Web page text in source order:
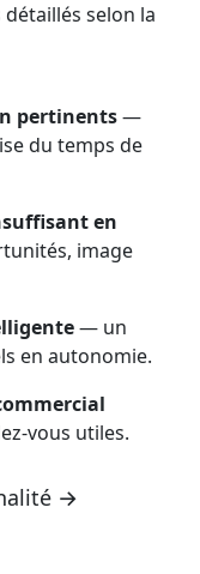
selon la
pertinents—
du temps de
en
image
— un
en autonomie.
utiles.
→